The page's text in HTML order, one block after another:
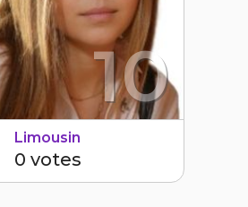
10
Limousin
0 votes